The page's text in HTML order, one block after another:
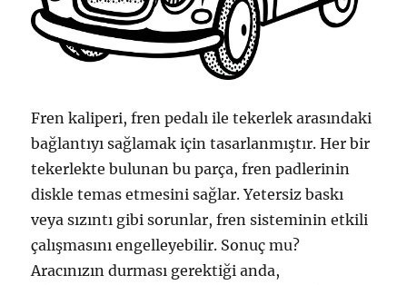
Fren kaliperi, fren pedalı ile tekerlek arasındaki
bağlantıyı sağlamak için tasarlanmıştır. Her bir
tekerlekte bulunan bu parça, fren padlerinin
diskle temas etmesini sağlar. Yetersiz baskı
veya sızıntı gibi sorunlar, fren sisteminin etkili
çalışmasını engelleyebilir. Sonuç mu?
Aracınızın durması gerektiği anda,